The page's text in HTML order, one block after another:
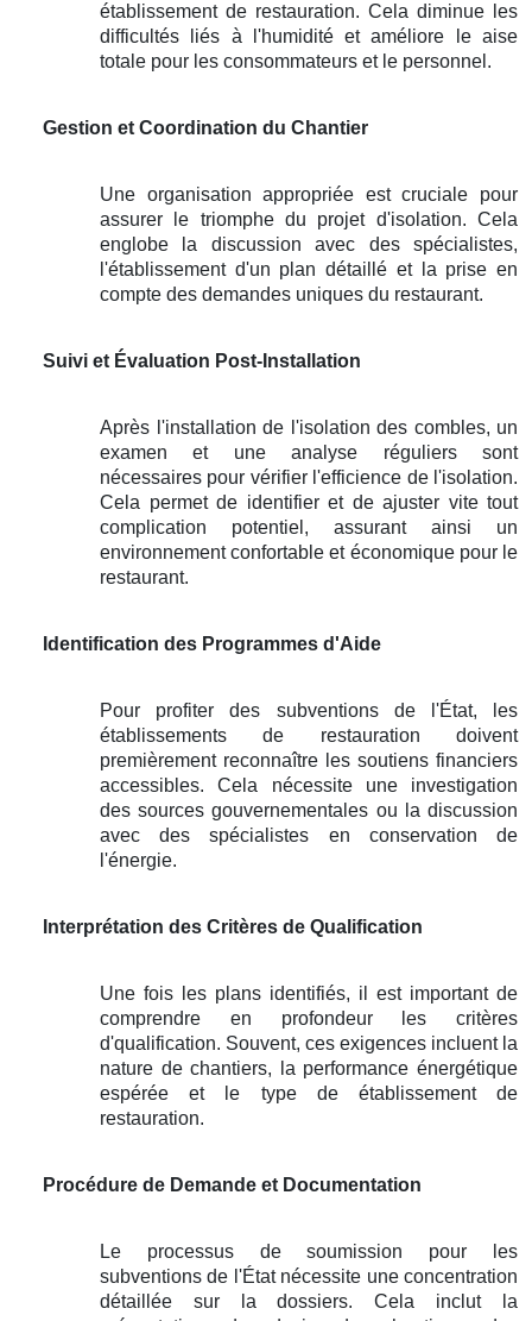
établissement de restauration. Cela diminue les
difficultés liés à l'humidité et améliore le aise
totale pour les consommateurs et le personnel.
Gestion et Coordination du Chantier
Une organisation appropriée est cruciale pour
assurer le triomphe du projet d'isolation. Cela
englobe la discussion avec des spécialistes,
l'établissement d'un plan détaillé et la prise en
compte des demandes uniques du restaurant.
Suivi et Évaluation Post-Installation
Après l'installation de l'isolation des combles, un
examen et une analyse réguliers sont
nécessaires pour vérifier l'efficience de l'isolation.
Cela permet de identifier et de ajuster vite tout
complication potentiel, assurant ainsi un
environnement confortable et économique pour le
restaurant.
Identification des Programmes d'Aide
Pour profiter des subventions de l'État, les
établissements de restauration doivent
premièrement reconnaître les soutiens financiers
accessibles. Cela nécessite une investigation
des sources gouvernementales ou la discussion
avec des spécialistes en conservation de
l'énergie.
Interprétation des Critères de Qualification
Une fois les plans identifiés, il est important de
comprendre en profondeur les critères
d'qualification. Souvent, ces exigences incluent la
nature de chantiers, la performance énergétique
espérée et le type de établissement de
restauration.
Procédure de Demande et Documentation
Le processus de soumission pour les
subventions de l'État nécessite une concentration
détaillée sur la dossiers. Cela inclut la